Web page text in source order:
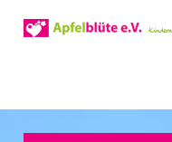
Inhalt
Kinderlachen